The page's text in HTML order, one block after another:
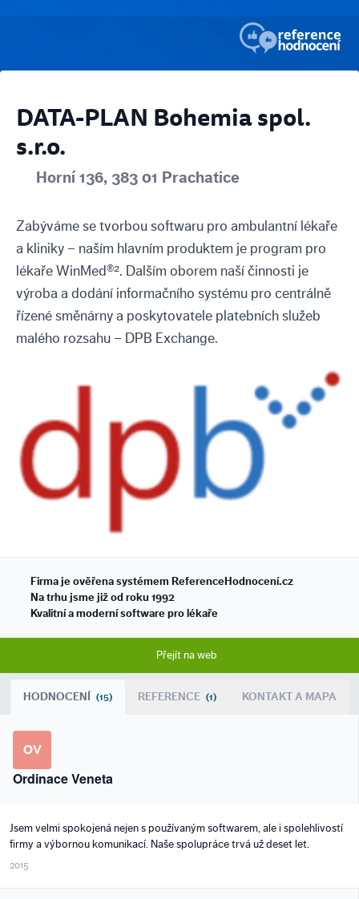
DATA-PLAN Bohemia spol.
s.r.o.
Horní 136, 383 01 Prachatice
Zabýváme se tvorbou softwaru pro ambulantní lékaře
a kliniky – naším hlavním produktem je program pro
lékaře WinMed®². Dalším oborem naší činnosti je
výroba a dodání informačního systému pro centrálně
řízené směnárny a poskytovatele platebních služeb
malého rozsahu – DPB Exchange.
Firma je ověřena systémem ReferenceHodnocení.cz
Na trhu jsme již od roku 1992
Kvalitní a moderní software pro lékaře
HODNOCENÍ (15) REFERENCE (1) KONTAKT A MAPA
Přejít na web
OV
Ordinace Veneta
Jsem velmi spokojená nejen s používaným softwarem, ale i spolehlivostí
firmy a výbornou komunikací. Naše spolupráce trvá už deset let.
2015